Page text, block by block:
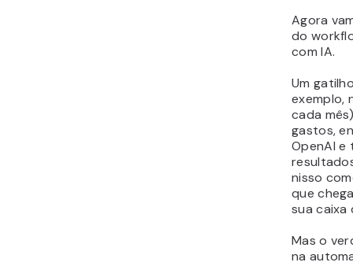
Agora
do
com IA.
Um
exemplo,
cada
gastos,
OpenAI e
nisso
que
sua caixa
Mas o
na